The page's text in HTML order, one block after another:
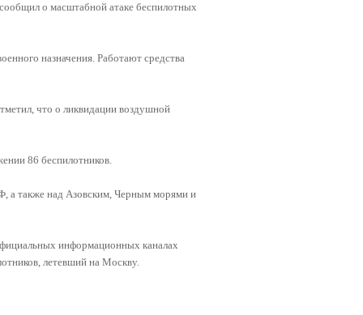
о масштабной атаке беспилотных
назначения. Работают средства
что о ликвидации воздушной
86 беспилотников.
а также над Азовским, Черным морями и
информационных каналах
летевший на Москву.